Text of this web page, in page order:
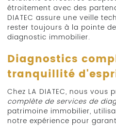
étroitement avec des
DIATEC assure une veille
rester toujours à la pointe
diagnostic immobilier.
Diagnostics
tranquillité
Chez LA DIATEC, nous vous
complète de services de
patrimoine immobilier,
notre expérience pour